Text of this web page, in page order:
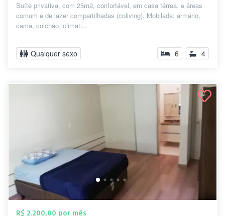
Suíte privativa, com 25m2, confortável, em casa térrea, e áreas
comum e de lazer compartilhadas (coliving). Mobilada: armário,
cama, colchão, climati...
Qualquer sexo 6 4
R$ 2.200,00 por mês